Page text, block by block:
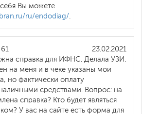
Вы можете
ru/endodiag/
23.02.2021
справка для ИФНС. Делала УЗИ.
на меня и в чеке указаны мои
но фактически оплату
средствами. Вопрос: на
справка? Кто будет являться
У вас на сайте есть форма для